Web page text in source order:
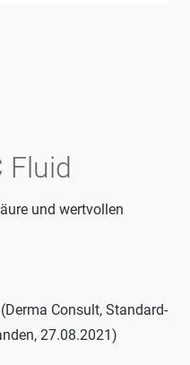
Fluid
und wertvollen
Consult, Standard-
27.08.2021)